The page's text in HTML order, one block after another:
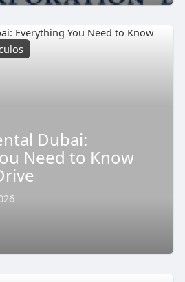
Dubai:
Need to Know